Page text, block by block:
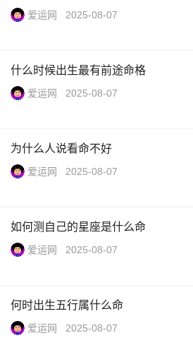
爱运网 2025-08-07
什么时候出生最有前途命格
爱运网 2025-08-07
为什么人说看命不好
爱运网 2025-08-07
如何测自己的星座是什么命
爱运网 2025-08-07
何时出生五行属什么命
爱运网 2025-08-07